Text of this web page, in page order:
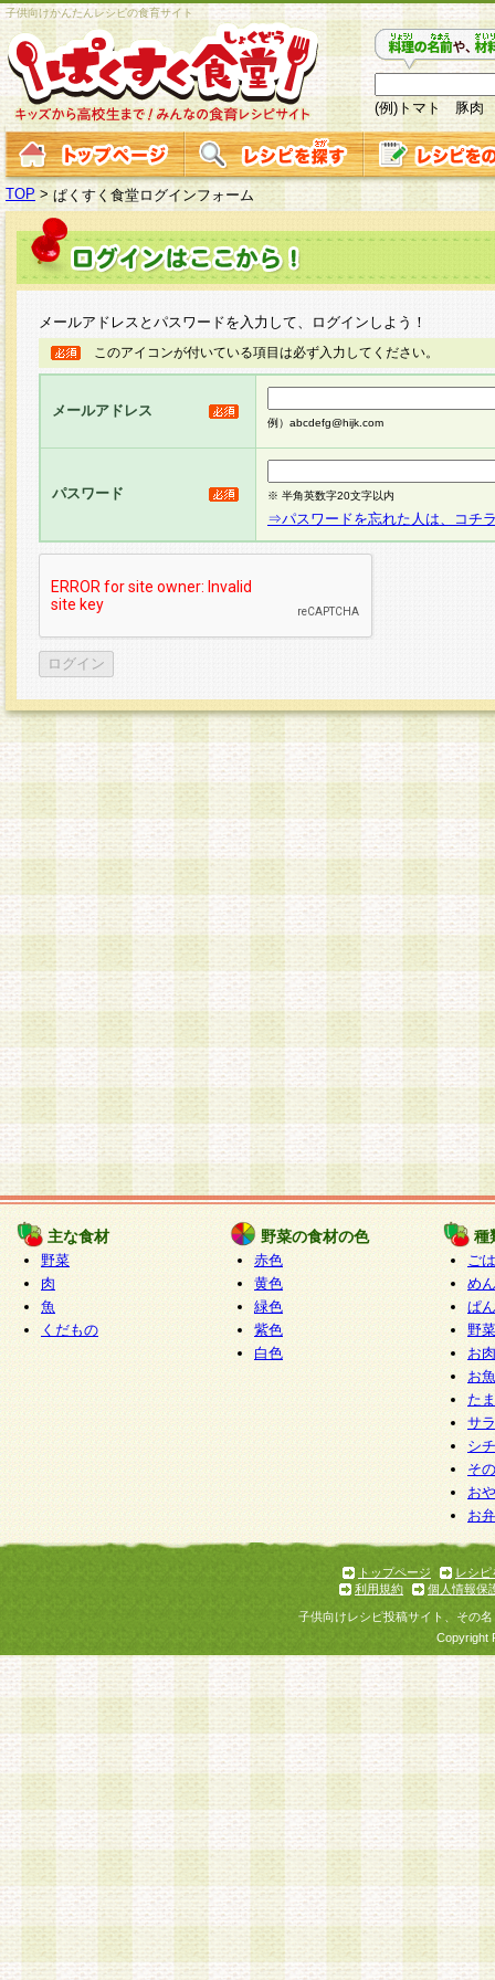
子供向けかんたんレシピの食育サイト
(例)トマト 豚肉
TOP > ぱくすく食堂ログインフォーム
メールアドレスとパスワードを入力して、ログインしよう！
このアイコンが付いている項目は必ず入力してください。
メールアドレス
例）abcdefg@hijk.com
パスワード ※ 半角英数字20文字以内
⇒パスワードを忘れた人は、コチ
主な食材
野菜
肉
魚
くだもの
野菜の食材の色
赤色
黄色
緑色
紫色
白色
種
ご
めん
ぱん
野
お
お
た
サ
シ
そ
お
お
トップページ
レシピ
利用規約
個人情報保
子供向けレシピ投稿サイト、その
Copyright